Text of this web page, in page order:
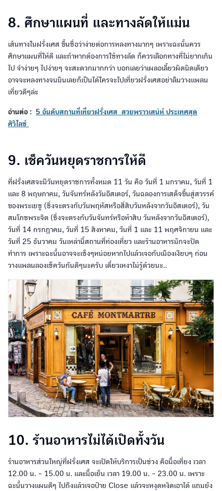
8. ศึกษาแผนที่ และทางลัดให้แม่น
เส้นทางในฝรั่งเศส ขึ้นชื่อว่าง่ายต่อการหลงทางมากๆ เพราะฉะนั้นควร
ศึกษาแผนที่ให้ดี และถ้าหากต้องการใช้ทางลัด ก็ควรเลือกทางที่ไม่ยากเกิน
ไป จำง่ายๆ ไปง่ายๆ จะสะดวกมากกว่า บอกเลยว่าเผลอเลี้ยวผิดนิดเดียว
อาจจะหลงทางจนมึนเลยก็เป็นได้ใครจะไปเที่ยวฝรั่งเศสอย่าลืมวางแพลน
เที่ยวดีๆล่ะ
อ่านต่อ : 5 อันดับสถานที่เที่ยวฝรั่งเศส สวยพราวเสน่ห์ ประเทศสุด
ศิวิไลซ์
9. เช็ควันหยุดราชการให้ดี
ที่ฝรั่งเศสจะมีวันหยุดราชการทั้งหมด 11 วัน คือ วันที่ 1 มกราคม, วันที่ 1
และ 8 พฤษภาคม, วันจันทร์หลังวันอีสเตอร์, วันฉลองการเสด็จขึ้นสู่สวรรค์
ของพระเยซู (ซึ่งจะตรงกับวันพฤหัสหรือสี่สิบวันหลังจากวันอีสเตอร์), วัน
สมโภชพระจิต (ซึ่งจะตรงกับวันจันทร์หรือห้าสิบ วันหลังจากวันอีสเตอร์),
วันที่ 14 กรกฎาคม, วันที่ 15 สิงหาคม, วันที่ 1 และ 11 พฤศจิกายน และ
วันที่ 25 ธันวาคม วันเหล่านี้สถานที่ท่องเที่ยว และร้านอาหารมักจะปิด
ทำการ เพราะฉะนั้นอาจจะเซ็งๆหน่อยหากไปแล้วเจอกับเมืองเงียบๆ ก่อน
วางแพลนลองเช็ควันกันดีๆนะครับ เดี๋ยวเหงาไม่รู้ด้วยนะ..
10. ร้านอาหารไม่ได้เปิดทั้งวัน
ร้านอาหารส่วนใหญ่ที่ฝรั่งเศส จะเปิดให้บริการเป็นช่วง คือมื้อเที่ยง เวลา
12.00 น. - 15.00 น. และมื้อเย็น เวลา 19.00 น. - 23.00 น. เพราะ
ฉะนั้นวางแผนดีๆ ไปถึงแล้วเจอป้าย Close แล้วจะหงุดหงิดเอาได้ แถมยัง